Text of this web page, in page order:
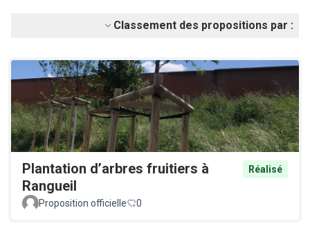
Classement des propositions par :
Plantation d’arbres fruitiers à
Rangueil
Réalisé
Proposition officielle 0